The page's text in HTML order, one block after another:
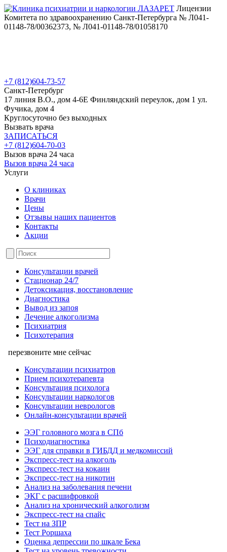
Лицензии
Комитета по здравоохранению Санкт-Петербурга № Л041-
01148-78/00362373, № Л041-01148-78/01058170
+7 (812)604-73-57
Санкт-Петербург
17 линия В.О., дом 4-6Е Финляндский переулок, дом 1 ул.
Фучика, дом 4
Круглосуточно без выходных
Вызвать врача
ЗАПИСАТЬСЯ
+7 (812)604-70-03
Вызов врача 24 часа
Вызов врача 24 часа
Услуги
О клиниках
Врачи
Цены
Отзывы наших пациентов
Контакты
Акции
Консультации врачей
Стационар 24/7
Детоксикация, восстановление
Диагностика
Вывод из запоя
Лечение алкоголизма
Психиатрия
Психотерапия
перезвоните мне сейчас
Консультации психиатров
Прием психотерапевта
Консультация психолога
Консультации наркологов
Консультации неврологов
Онлайн-консультации врачей
ЭЭГ головного мозга в СПб
Психодиагностика
ЭЭГ для справки в ГИБДД и медкомиссий
Экспресс-тест на алкоголь
Экспресс-тест на кокаин
Экспресс-тест на никотин
Анализ на заболевания печени
ЭКГ с расшифровкой
Анализ на хронический алкоголизм
Экспресс-тест на спайс
Тест на ЗПР
Тест Роршаха
Оценка депрессии по шкале Бека